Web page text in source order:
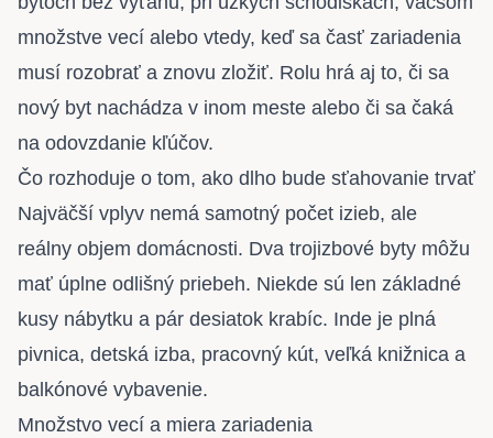
množstve vecí alebo vtedy, keď sa časť zariadenia
musí rozobrať a znovu zložiť. Rolu hrá aj to, či sa
nový byt nachádza v inom meste alebo či sa čaká
na odovzdanie kľúčov.
Čo rozhoduje o tom, ako dlho bude sťahovanie trvať
Najväčší vplyv nemá samotný počet izieb, ale
reálny objem domácnosti. Dva trojizbové byty môžu
mať úplne odlišný priebeh. Niekde sú len základné
kusy nábytku a pár desiatok krabíc. Inde je plná
pivnica, detská izba, pracovný kút, veľká knižnica a
balkónové vybavenie.
Množstvo vecí a miera zariadenia